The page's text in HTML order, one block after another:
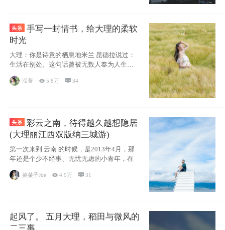
手写一封情书，给大理的柔软
时光
大理：你是诗意的栖息地米兰 昆德拉说过：
生活在别处。这句话曾被无数人奉为人生信
条，并
滢萱 5.8万 34
彩云之南，待得越久越想隐居
(大理丽江西双版纳三城游)
第一次来到 云南 的时候，是2013年4月，那
年还是个少不经事、无忧无虑的小青年，在
菜菜子Joe 4.9万  31
起风了。 五月大理，稻田与微风的